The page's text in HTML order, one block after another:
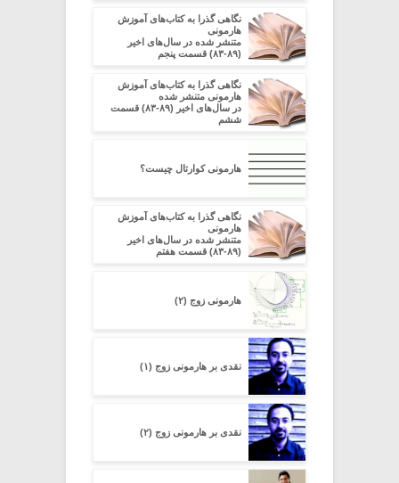
نگاهی گذرا به کتاب‌های آموزش
هارمونی
متنشر شده در سال‌های اخیر
(۸۹-۸۳) قسمت پنجم
نگاهی گذرا به کتاب‌های آموزش
هارمونی متنشر شده
در سال‌های اخیر (۸۹-۸۳) قسمت
ششم
هارمونی کوارتال چیست؟
نگاهی گذرا به کتاب‌های آموزش
هارمونی
متنشر شده در سال‌های اخیر
(۸۹-۸۳) قسمت هفتم
هارمونی زوج (۲)
نقدی بر هارمونی زوج (۱)
نقدی بر هارمونی زوج (۲)